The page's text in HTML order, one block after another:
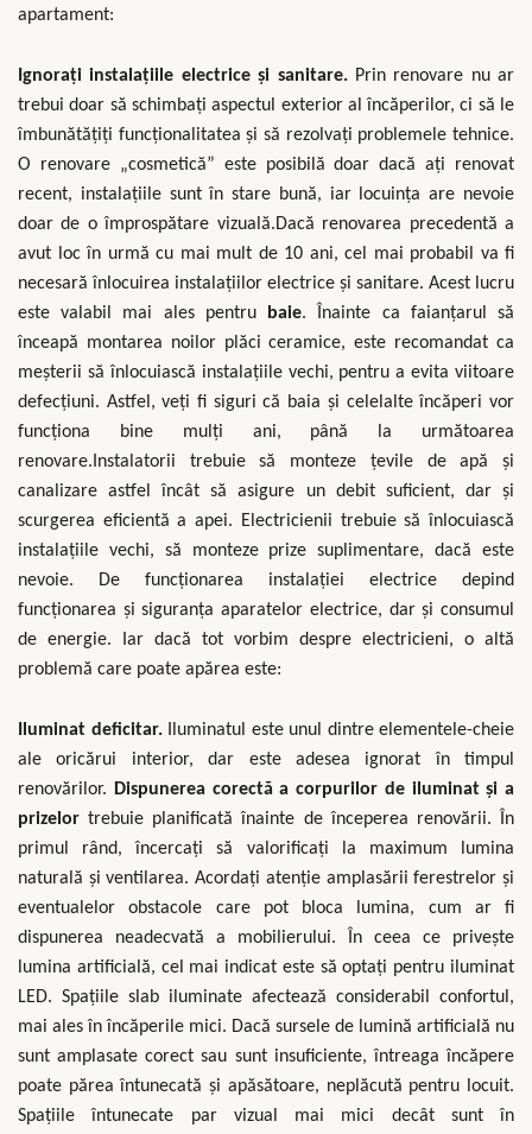
apartament:
Ignorați instalațiile electrice și sanitare. Prin renovare nu ar
trebui doar să schimbați aspectul exterior al încăperilor, ci să le
îmbunătățiți funcționalitatea și să rezolvați problemele tehnice.
O renovare „cosmetică” este posibilă doar dacă ați renovat
recent, instalațiile sunt în stare bună, iar locuința are nevoie
doar de o împrospătare vizuală.Dacă renovarea precedentă a
avut loc în urmă cu mai mult de 10 ani, cel mai probabil va fi
necesară înlocuirea instalațiilor electrice și sanitare. Acest lucru
este valabil mai ales pentru
baie. Înainte ca faianțarul să
înceapă montarea noilor plăci ceramice, este recomandat ca
meșterii să înlocuiască instalațiile vechi, pentru a evita viitoare
defecțiuni. Astfel, veți fi siguri că baia și celelalte încăperi vor
funcționa bine mulți ani, până la următoarea
renovare.Instalatorii trebuie să monteze țevile de apă și
canalizare astfel încât să asigure un debit suficient, dar și
scurgerea eficientă a apei. Electricienii trebuie să înlocuiască
instalațiile vechi, să monteze prize suplimentare, dacă este
nevoie. De funcționarea instalației electrice depind
funcționarea și siguranța aparatelor electrice, dar și consumul
de energie. Iar dacă tot vorbim despre electricieni, o altă
problemă care poate apărea este:
Iluminat deficitar.
Iluminatul este unul dintre elementele-cheie
ale oricărui interior, dar este adesea ignorat în timpul
renovărilor.
Dispunerea corectă a corpurilor de iluminat și a
prizelor trebuie planificată înainte de începerea renovării. În
primul rând, încercați să valorificați la maximum lumina
naturală și ventilarea. Acordați atenție amplasării ferestrelor și
eventualelor obstacole care pot bloca lumina, cum ar fi
dispunerea neadecvată a mobilierului. În ceea ce privește
lumina artificială, cel mai indicat este să optați pentru iluminat
LED. Spațiile slab iluminate afectează considerabil confortul,
mai ales în încăperile mici. Dacă sursele de lumină artificială nu
sunt amplasate corect sau sunt insuficiente, întreaga încăpere
poate părea întunecată și apăsătoare, neplăcută pentru locuit.
Spațiile întunecate par vizual mai mici decât sunt în